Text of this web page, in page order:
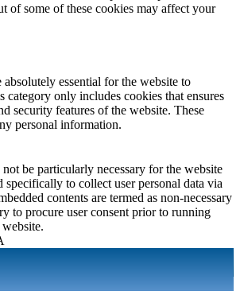
of some of these cookies may affect your
absolutely essential for the website to
category only includes cookies that ensures
security features of the website. These
personal information.
be particularly necessary for the website
specifically to collect user personal data via
contents are termed as non-necessary
to procure user consent prior to running